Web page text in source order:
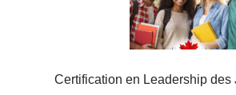
Certification en Leadership des